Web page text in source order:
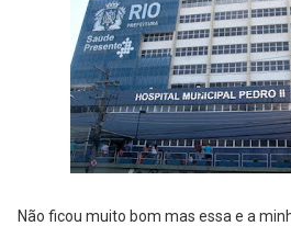
Não ficou muito bom mas essa e a